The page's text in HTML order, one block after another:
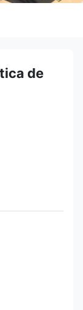
de